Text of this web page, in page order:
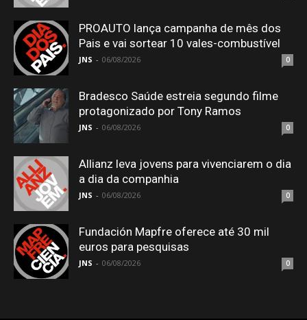
PROAUTO lança campanha de mês dos
Pais e vai sortear 10 vales-combustível
JNS - 06/08/2026 0
Bradesco Saúde estreia segundo filme
protagonizado por Tony Ramos
JNS - 06/08/2026 0
Allianz leva jovens para vivenciarem o dia
a dia da companhia
JNS - 06/08/2026 0
Fundación Mapfre oferece até 30 mil
euros para pesquisas
JNS - 06/08/2026 0